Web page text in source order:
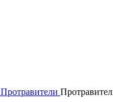
Протравители